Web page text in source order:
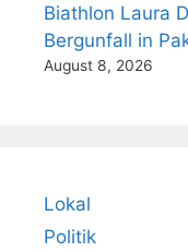
Biathlon Laura
Bergunfall in
August 8, 2026
Lokal
Politik